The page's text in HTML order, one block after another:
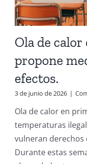
Ola de calor
propone
efectos.
3 de junio de 2026 |
Ola de calor en
temperaturas
vulneran
Durante estas